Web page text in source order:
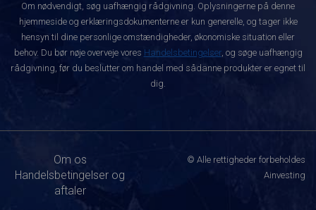
Om nødvendigt, søg uafhængig rådgivning. Oplysningerne på denne
hjemmeside og erklæringsdokumenterne er kun generelle, og tager ikke
hensyn til dine personlige omstændigheder, økonomiske situation eller
behov. Du bør nøje overveje vores Handelsbetingelser, og søge uafhængig
rådgivning, før du beslutter om handel med sådanne produkter er egnet til
dig.
Om os
Handelsbetingelser og
aftaler
© Alle rettigheder forbeholdes
Ainvesting